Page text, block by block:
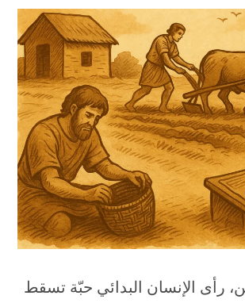
رأى الإنسان البدائي حبّة تسقط